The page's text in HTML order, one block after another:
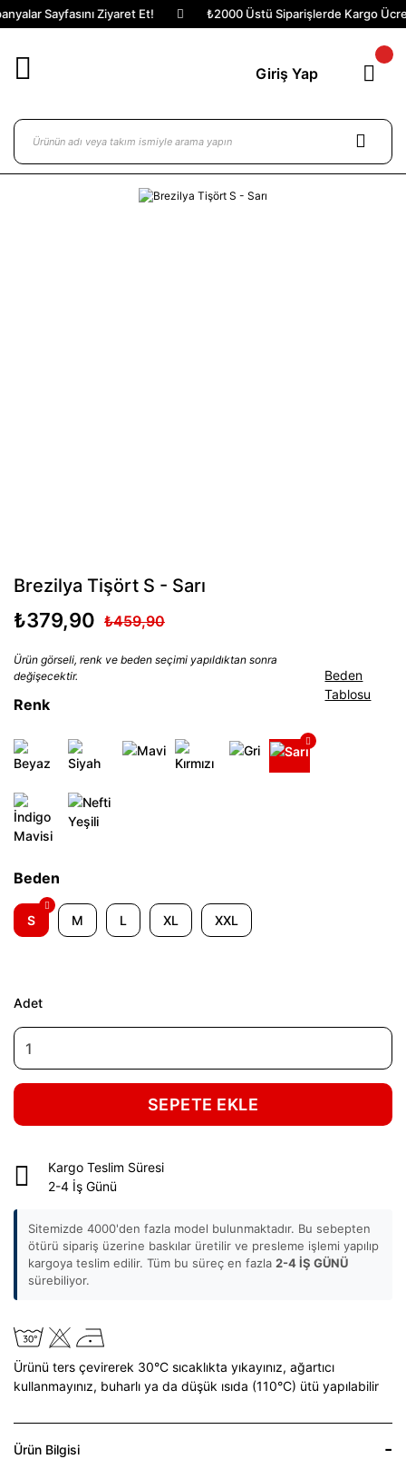
Sayfasını Ziyaret Et! ₺2000 Üstü Siparişlerde Kargo
Giriş Yap
Brezilya Tişört S - Sarı
₺379,90 ₺459,90
Ürün görseli, renk ve beden seçimi yapıldıktan sonra
değişecektir.
Renk
Beden
S M L XL XXL
Beden
Tablosu
Adet
SEPETE EKLE
Kargo Teslim Süresi
2-4 İş Günü
Sitemizde 4000'den fazla model bulunmaktadır. Bu sebepten
ötürü sipariş üzerine baskılar üretilir ve presleme işlemi yapılıp
kargoya teslim edilir. Tüm bu süreç en fazla 2-4 İŞ GÜNÜ
sürebiliyor.
Ürünü ters çevirerek 30°C sıcaklıkta yıkayınız, ağartıcı
kullanmayınız, buharlı ya da düşük ısıda (110°C) ütü yapılabilir
Ürün Bilgisi